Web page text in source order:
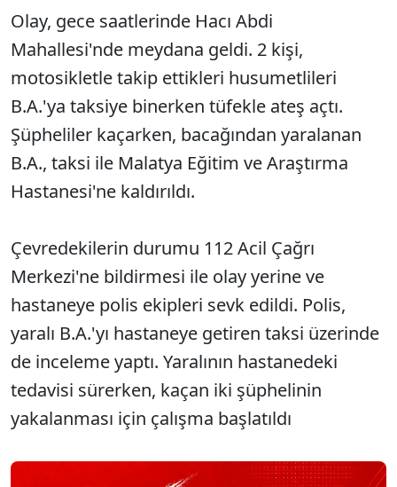
Olay, gece saatlerinde Hacı Abdi
Mahallesi'nde meydana geldi. 2 kişi,
motosikletle takip ettikleri husumetlileri
B.A.'ya taksiye binerken tüfekle ateş açtı.
Şüpheliler kaçarken, bacağından yaralanan
B.A., taksi ile Malatya Eğitim ve Araştırma
Hastanesi'ne kaldırıldı.
Çevredekilerin durumu 112 Acil Çağrı
Merkezi'ne bildirmesi ile olay yerine ve
hastaneye polis ekipleri sevk edildi. Polis,
yaralı B.A.'yı hastaneye getiren taksi üzerinde
de inceleme yaptı. Yaralının hastanedeki
tedavisi sürerken, kaçan iki şüphelinin
yakalanması için çalışma başlatıldı